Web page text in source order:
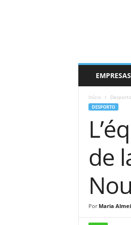
EMPRESAS
Início Desporto
DESPORTO
de
Por Maria